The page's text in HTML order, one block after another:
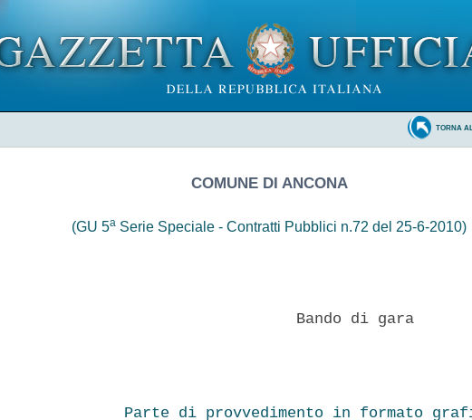
TORNA
COMUNE DI ANCONA
(GU 5a Serie Speciale - Contratti Pubblici n.72 del 25-6-2010)
                            Bando di gara
Parte di provvedimento in formato